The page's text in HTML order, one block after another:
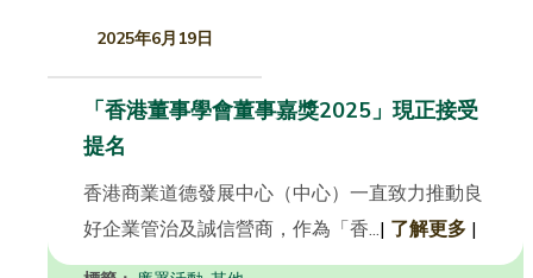
2025年6月19日
「香港董事學會董事嘉獎2025」現正接受
提名
香港商業道德發展中心（中心）一直致力推動良
好企業管治及誠信營商，作為「香...| 了解更多 |